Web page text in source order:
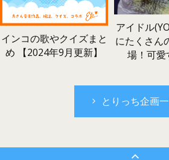
インコの歌やクイズまと
め 【2024年9月更新】
アイドル
にたくさん
場！可愛
とりっち企画